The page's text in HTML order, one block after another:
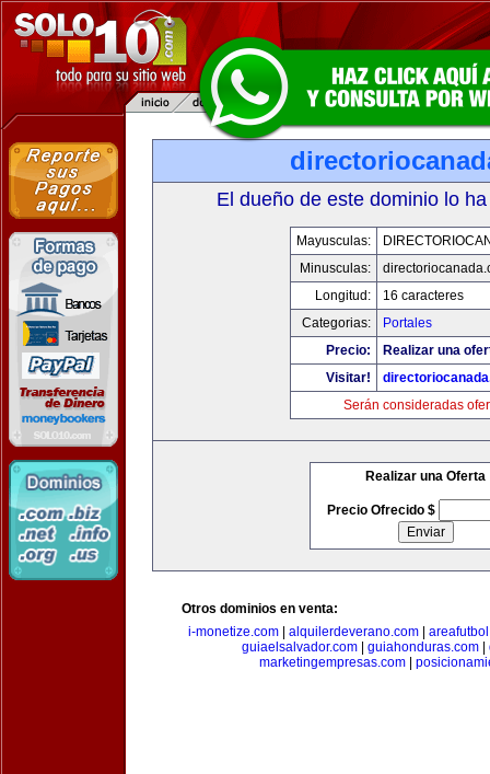
El dueño de este dominio lo
Mayusculas:
Minusculas:
Longitud:
16 caracteres
Categorias:
Portales
Precio:
Realizar una
Visitar!
Serán consideradas
Realizar una Oferta
Precio Ofrecido $
Otros dominios en venta:
i-monetize.com
alquilerdeverano.com
guiaelsalvador.com| guiahonduras.com|
marketingempresas.com